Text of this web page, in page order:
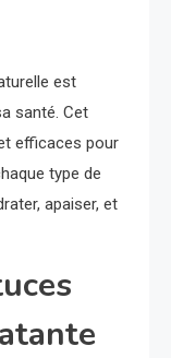
est
santé. Cet
efficaces pour
type de
apaiser, et